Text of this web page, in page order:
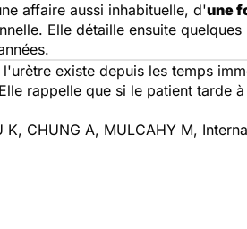
affaire aussi inhabituelle, d'une
Elle détaille ensuite
existe depuis les temps
rappelle que si le patient tarde
CHUNG A, MULCAHY M,